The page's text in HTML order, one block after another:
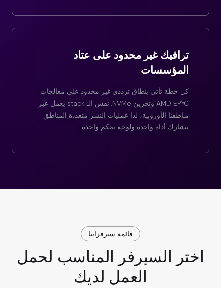
ترافيك غير محدود على عتاد
المؤسسات
كل خطة تأتي بنطاق ترددي غير محدود على معالجات
AMD EPYC وتخزين NVMe. نفس الـ stack يعمل عبر
مناطقنا الأوروبية، لذا عمليات النشر متعددة المناطق
تتشارك أداة واحدة ولوحة تحكم واحدة.
قائمة سيرفراتنا
اختر السيرفر المناسب لحمل
العمل لديك